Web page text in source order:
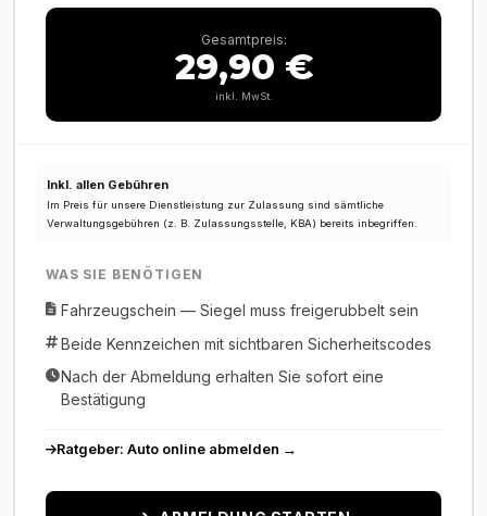
Gesamtpreis:
29,90 €
inkl. MwSt.
Inkl. allen Gebühren
Im Preis für unsere Dienstleistung zur Zulassung sind sämtliche
Verwaltungsgebühren (z. B. Zulassungsstelle, KBA) bereits inbegriffen.
WAS SIE BENÖTIGEN
Fahrzeugschein — Siegel muss freigerubbelt sein
Beide Kennzeichen mit sichtbaren Sicherheitscodes
Nach der Abmeldung erhalten Sie sofort eine
Bestätigung
Ratgeber: Auto online abmelden →